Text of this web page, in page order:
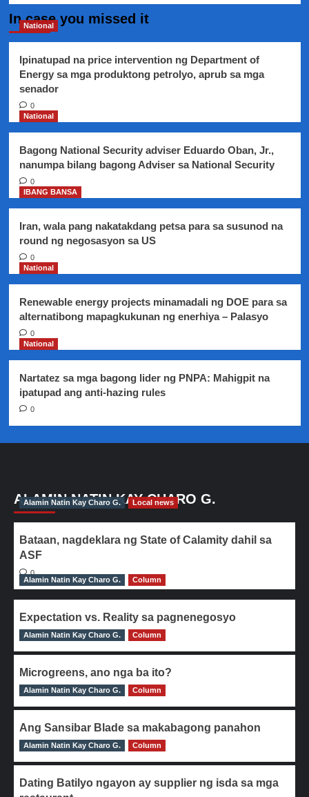
Walong
perfect
attendance
Senado
In case you missed it
National
Ipinatupad na price intervention ng Department of
Energy sa mga produktong petrolyo, aprub sa mga
senador
0
National
Bagong National Security adviser Eduardo Oban, Jr.,
nanumpa bilang bagong Adviser sa National Security
0
IBANG BANSA
Iran, wala pang nakatakdang petsa para sa susunod na
round ng negosasyon sa US
0
National
Renewable energy projects minamadali ng DOE para sa
alternatibong mapagkukunan ng enerhiya – Palasyo
0
National
Nartatez sa mga bagong lider ng PNPA: Mahigpit na
ipatupad ang anti-hazing rules
0
ALAMIN NATIN KAY CHARO G.
Alamin Natin Kay Charo G. Local news
Bataan, nagdeklara ng State of Calamity dahil sa
ASF
0
Alamin Natin Kay Charo G.
Column
Expectation vs. Reality sa pagnenegosyo
0
Alamin Natin Kay Charo G. Column
Microgreens, ano nga ba ito?
0
Alamin Natin Kay Charo G. Column
Ang Sansibar Blade sa makabagong panahon
0
Alamin Natin Kay Charo G. Column
Dating Batilyo ngayon ay supplier ng isda sa mga